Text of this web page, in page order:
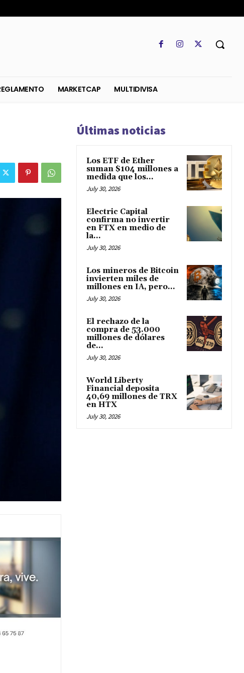
Últimas noticias
Los ETF de Ether
suman $104 millones a
medida que los...
July 30, 2026
Electric Capital
confirma no invertir
en FTX en medio de
la...
July 30, 2026
Los mineros de Bitcoin
invierten miles de
millones en IA, pero...
July 30, 2026
El rechazo de la
compra de 53.000
millones de dólares
de...
July 30, 2026
World Liberty
Financial deposita
40,69 millones de TRX
en HTX
July 30, 2026